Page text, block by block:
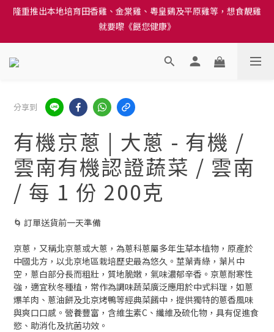
訂單結帳注意事項：送貨方法中選擇區域 - 然後當填寫地址時, 請
小心選擇分區及區域, 因資料錯誤會影響前往結帳
就要嚟《餸您健康》
小心選擇分區及區域, 因資料錯誤會影響前往結帳
分享到
有機京蔥 | 大蔥 - 有機 /
雲南有機認證蔬菜 / 雲南
/ 每 1 份 200克
🌀 訂單送貨前一天準備
京蔥，又稱北京蔥或大蔥，為蔥科蔥屬多年生草本植物，原產於
中國北方，以北京地區栽培歷史最為悠久。莖葉青綠，葉片中
空，蔥白部分長而粗壯，質地脆嫩，氣味濃郁辛香。京蔥耐寒性
強，適宜秋冬種植，常作為調味蔬菜廣泛應用於中式料理，如蔥
爆羊肉、蔥油餅及北京烤鴨等經典菜餚中，提供獨特的蔥香風味
與爽口口感。營養豐富，含維生素C、纖維及硫化物，具有促進食
慾、助消化及抗菌功效。